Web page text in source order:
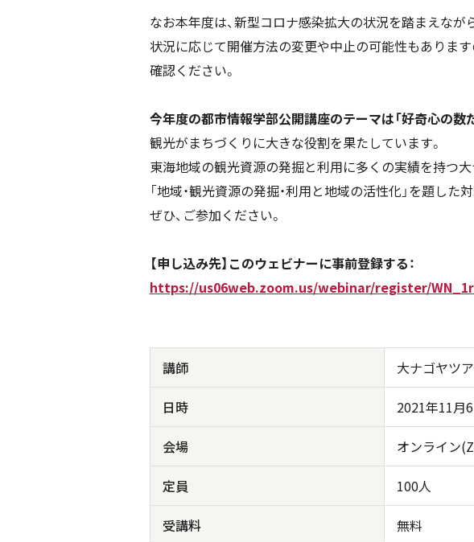
なお本年度は、新型コロナ感染拡大の状況を踏まえなが
状況に応じて開催方法の変更や中止の可能性もあります
確認ください。
今年度の都市情報学部公開講座のテーマは「好奇心の
観光がまちづくりに大きな役割を果たしています。
東海地域の観光資源の発掘と利用に多くの実績を持つ
「地域・観光資源の発掘・利用と地域の活性化」を題した
ぜひ、ご参加ください。
【申し込み先】このウェビナーに事前登録する：
https://us06web.zoom.us/webinar/register/
講師 大ナゴヤツ
日時 2021年11月6
会場 オンライン
定員 100人
受講料 無料